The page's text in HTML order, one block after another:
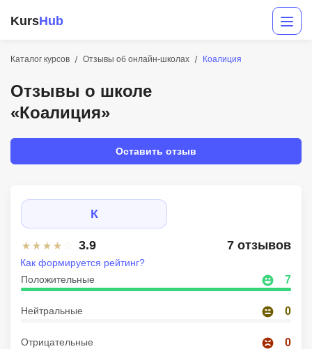
KursHub
Каталог курсов Отзывы об онлайн-школах Коалиция
Отзывы о школе
«Коалиция»
Оставить отзыв
К
3.9 7 отзывов
Положительные 7
Нейтральные 0
Отрицательные 0
Как формируется рейтинг?
Маркетинг
Дизайн
Аналитика